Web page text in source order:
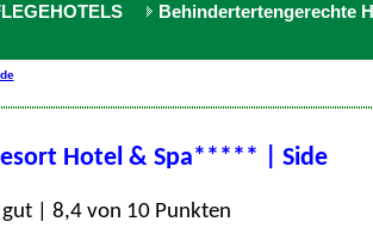
Behindertertengerechte
Hotel & Spa***** | Side
| 8,4 von 10 Punkten